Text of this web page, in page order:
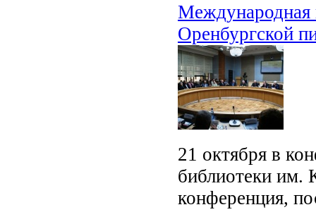
Международная
Оренбургской
21 октября в
библиотеки им.
конференция,